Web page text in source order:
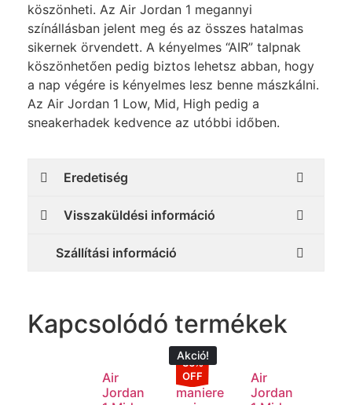
köszönheti. Az Air Jordan 1 megannyi
színállásban jelent meg és az összes hatalmas
sikernek örvendett. A kényelmes “AIR” talpnak
köszönhetően pedig biztos lehetsz abban, hogy
a nap végére is kényelmes lesz benne mászkálni.
Az Air Jordan 1 Low, Mid, High pedig a
sneakerhadek kedvence az utóbbi időben.
Eredetiség
Visszaküldési információ
Szállítási információ
Kapcsolódó termékek
Air
Jordan
36%
OFF
Akció!
A ma
maniere
Air
Jordan